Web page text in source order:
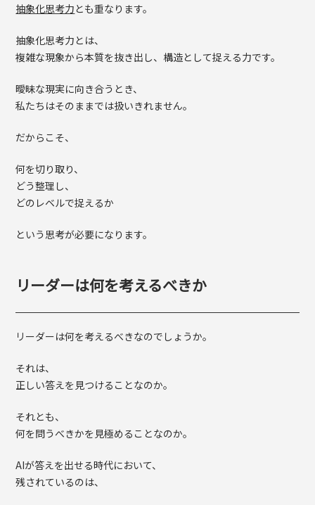
抽象化思考力とも重なります。
抽象化思考力とは、
複雑な現象から本質を抜き出し、構造として捉える力です。
曖昧な現実に向き合うとき、
私たちはそのままでは扱いきれません。
だからこそ、
何を切り取り、
どう整理し、
どのレベルで捉えるか
という思考が必要になります。
リーダーは何を考えるべきか
リーダーは何を考えるべきなのでしょうか。
それは、
正しい答えを見つけることなのか。
それとも、
何を問うべきかを見極めることなのか。
AIが答えを出せる時代において、
残されているのは、